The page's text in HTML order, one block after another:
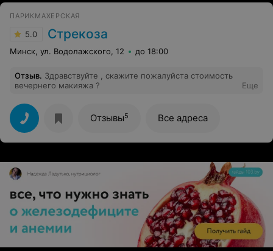
ПАРИКМАХЕРСКАЯ
5.0 Стрекоза
Минск, ул. Водолажского, 12 до 18:00
Отзыв. Здравствуйте , скажите пожалуйста стоимость
вечернего макияжа ?
Еще
Отзывы5 Все адреса